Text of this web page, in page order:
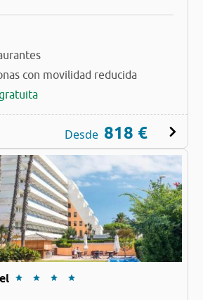
con movilidad reducida
Desde 818 €